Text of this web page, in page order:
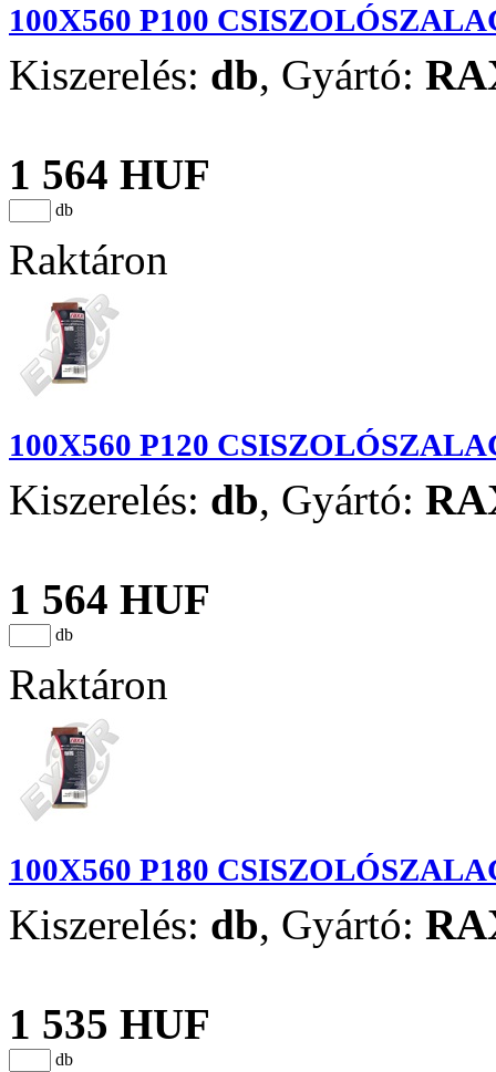
100X560 P100
Kiszerelés: db, Gyártó:
1 564 HUF
db
Raktáron
100X560 P120
Kiszerelés: db, Gyártó:
1 564 HUF
db
Raktáron
100X560 P180
Kiszerelés: db, Gyártó:
1 535 HUF
db